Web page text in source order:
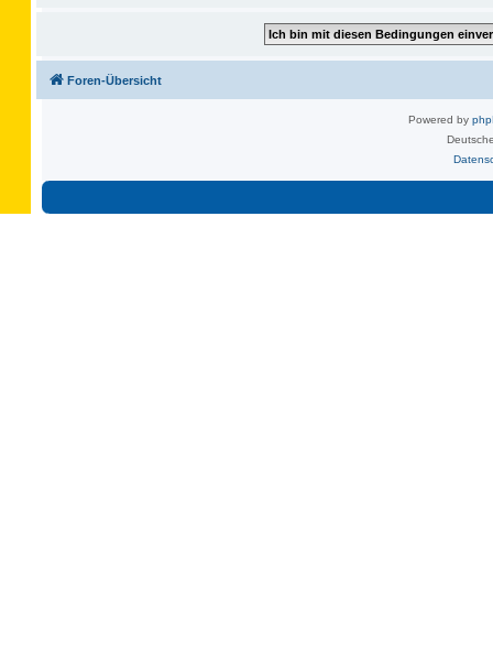
Foren-Übersicht
Powered by